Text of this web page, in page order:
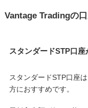
Vantage Tradingの
スタンダードSTP口座
スタンダードSTP口座は
方におすすめです。